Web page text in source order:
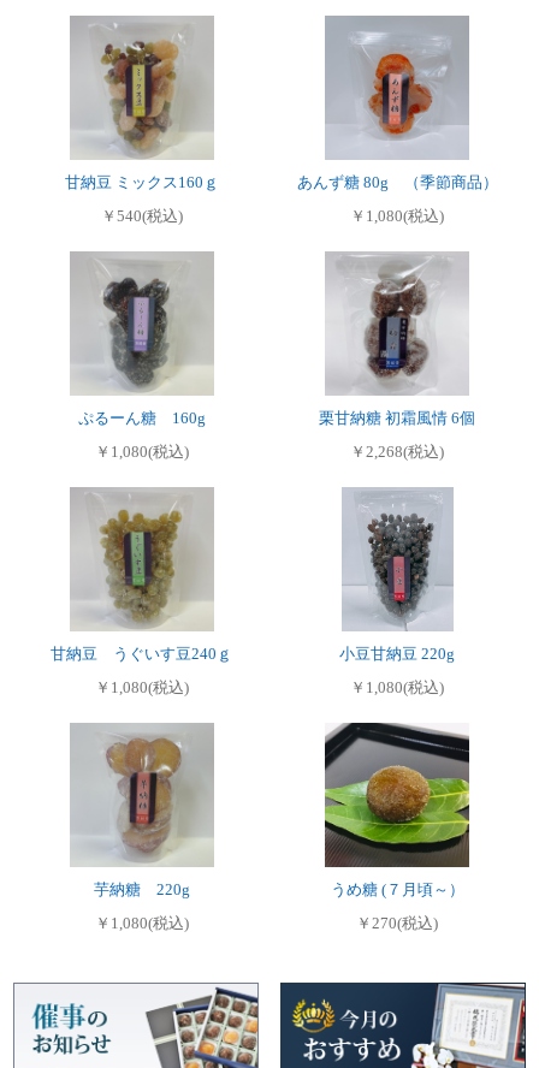
甘納豆 ミックス160ｇ
￥540(税込)
あんず糖 80g （季節商品）
￥1,080(税込)
ぷるーん糖 160g
￥1,080(税込)
栗甘納糖 初霜風情 6個
￥2,268(税込)
甘納豆 うぐいす豆240ｇ
￥1,080(税込)
小豆甘納豆 220g
￥1,080(税込)
芋納糖 220g
￥1,080(税込)
うめ糖 (７月頃～）
￥270(税込)